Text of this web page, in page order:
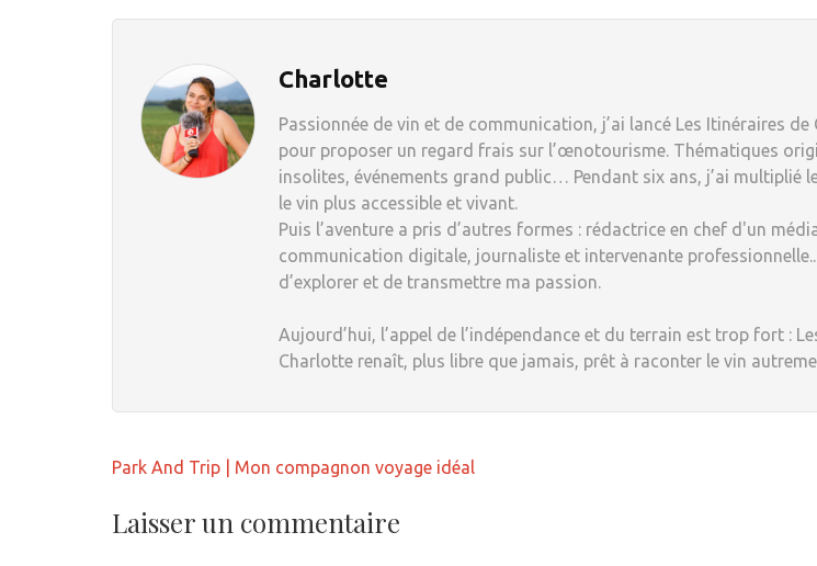
Charlotte
Passionnée de vin et de communication, j’ai lancé Les Itinéraires de
pour proposer un regard frais sur l’œnotourisme. Thématiques
insolites, événements grand public… Pendant six ans, j’ai multiplié
le vin plus accessible et vivant.
Puis l’aventure a pris d’autres formes : rédactrice en chef d'un
communication digitale, journaliste et intervenante
d’explorer et de transmettre ma passion.
Aujourd’hui, l’appel de l’indépendance et du terrain est trop fort :
Charlotte renaît, plus libre que jamais, prêt à raconter le vin
Navigation
l’article
Park And Trip | Mon compagnon voyage idéal
Laisser un commentaire